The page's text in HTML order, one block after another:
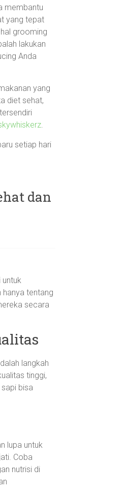
membantu
yang tepat
grooming
lakukan
Anda
yang
diet sehat,
.
setiap hari
dan
untuk
tentang
secara
langkah
tinggi,
bisa
lupa untuk
Coba
nutrisi di